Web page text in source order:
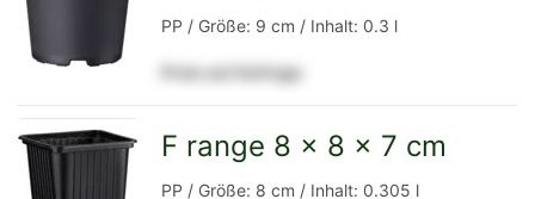
Detailseite
PP / Größe: 9 cm / Inhalt: 0.3 l
Preis auf Anfrage
F range 8 x 8 x 7 cm
PP / Größe: 8 cm / Inhalt: 0.305 l